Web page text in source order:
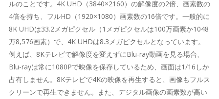
ルのことです。4K UHD（3840×2160）の解像度の2倍、画素数の
4倍を持ち、フルHD（1920×1080）画素数の16倍です。一般的に
8K UHDは33.2メガピクセル（1メガピクセルは100万画素か1048
万8,576画素）で、4K UHDは8.3メガピクセルとなっています。
例えば、8Kテレビで解像度を変えずにBlu-ray動画を見る場合、
Blu-rayは常に1080Pで映像を保存しているため、画面は1/16しか
占有しません。8Kテレビで4Kの映像を再生すると、画像もフルス
クリーンで再生できません。また、デジタル画像の画素数が高い